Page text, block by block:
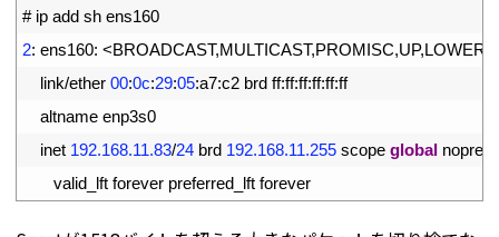
# ip add sh ens160
2: ens160: <BROADCAST,MULTICAST,PROMISC,UP,
link/ether 00:0c:29:05:a7:c2 brd ff:ff:ff:ff:ff:ff
altname enp3s0
inet 192.168.11.83/24 brd 192.168.11.255 scope global
valid_lft forever preferred_lft forever